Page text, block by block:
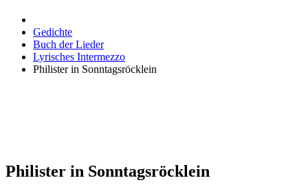
Gedichte
Buch der Lieder
Lyrisches Intermezzo
Philister in Sonntagsröcklein
Philister in Sonntagsröcklein